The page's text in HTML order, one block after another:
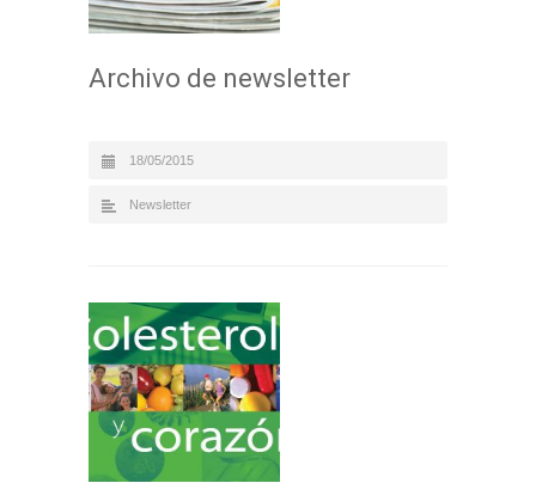
Archivo de newsletter
18/05/2015
Newsletter